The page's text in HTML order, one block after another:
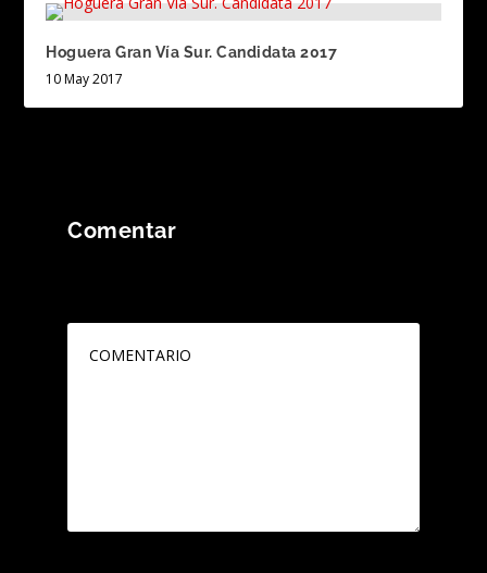
Hoguera Gran Vía Sur. Candidata 2017
10 May 2017
Comentar